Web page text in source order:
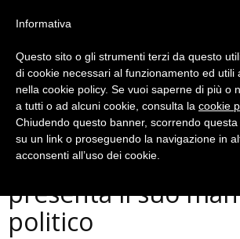
Politica
Terni, l’unione
presenta il suo
politico
Informativa
Questo sito o gli strumenti terzi da questo
di cookie necessari al funzionamento ed utili
nella cookie policy. Se vuoi saperne di più o
a tutti o ad alcuni cookie, consulta la cookie
Chiudendo questo banner, scorrendo
su un link o proseguendo la navigazione in
acconsenti all’uso dei cookie.